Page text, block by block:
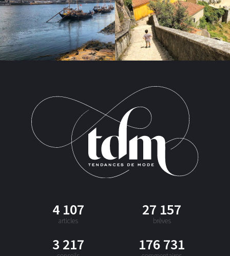
4 107
articles
27 157
brèves
3 217 176 731